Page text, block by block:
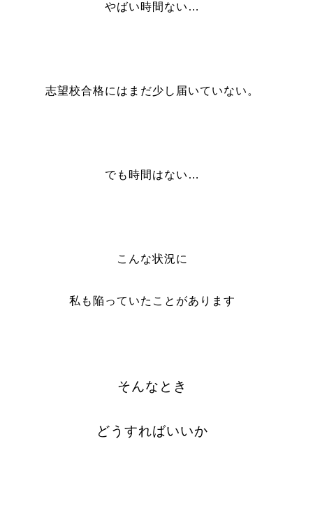
やばい時間ない…
志望校合格にはまだ少し届いていない。
でも時間はない…
こんな状況に
私も陥っていたことがあります
そんなとき
どうすればいいか